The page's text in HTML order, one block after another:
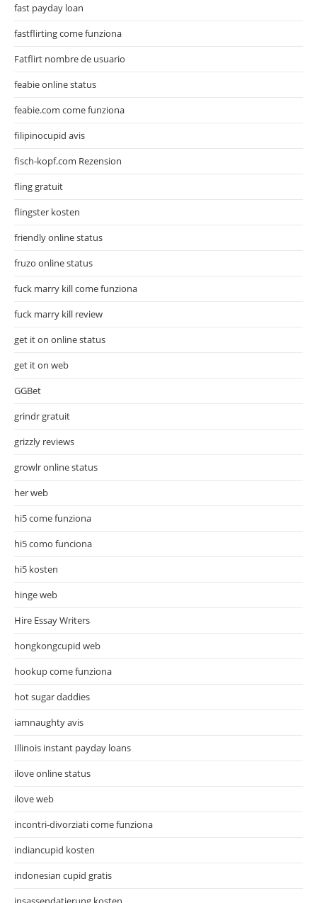
fast payday loan
fastflirting come funziona
Fatflirt nombre de usuario
feabie online status
feabie.com come funziona
filipinocupid avis
fisch-kopf.com Rezension
fling gratuit
flingster kosten
friendly online status
fruzo online status
fuck marry kill come funziona
fuck marry kill review
get it on online status
get it on web
GGBet
grindr gratuit
grizzly reviews
growlr online status
her web
hi5 come funziona
hi5 como funciona
hi5 kosten
hinge web
Hire Essay Writers
hongkongcupid web
hookup come funziona
hot sugar daddies
iamnaughty avis
Illinois instant payday loans
ilove online status
ilove web
incontri-divorziati come funziona
indiancupid kosten
indonesian cupid gratis